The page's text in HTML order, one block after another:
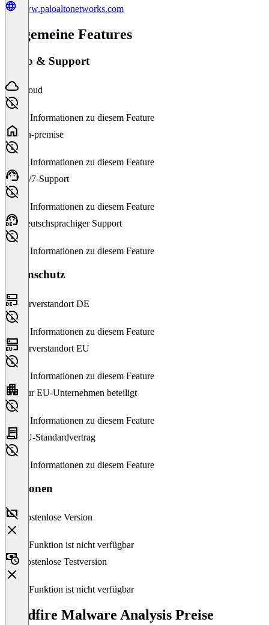
www.paloaltonetworks.com
Allgemeine Features
Setup & Support
Cloud
Keine Informationen zu diesem Feature
On-premise
Keine Informationen zu diesem Feature
24/7-Support
Keine Informationen zu diesem Feature
Deutschsprachiger Support
Keine Informationen zu diesem Feature
Datenschutz
Serverstandort DE
Keine Informationen zu diesem Feature
Serverstandort EU
Keine Informationen zu diesem Feature
Nur EU-Unternehmen beteiligt
Keine Informationen zu diesem Feature
EU-Standardvertrag
Keine Informationen zu diesem Feature
Versionen
Kostenlose Version
Diese Funktion ist nicht verfügbar
Kostenlose Testversion
Diese Funktion ist nicht verfügbar
Wildfire Malware Analysis Preise